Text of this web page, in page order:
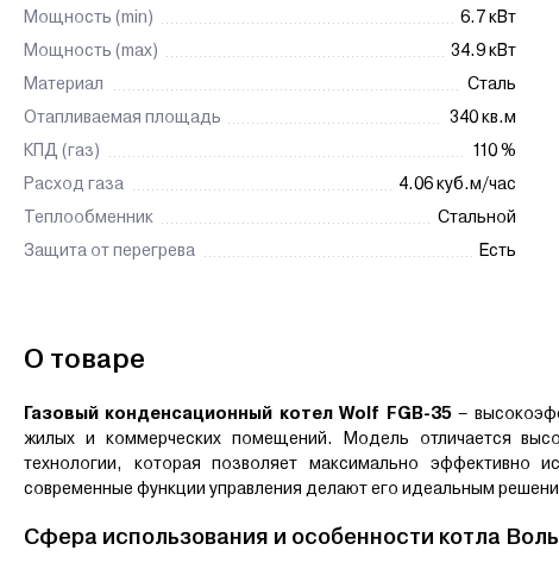
Мощность (min)
6.7 кВт
Мощность (max)
34.9 кВт
Материал
Сталь
Отапливаемая площадь
340 кв.м
КПД (газ)
110 %
Расход газа
4.06 куб.м/час
Теплообменник
Стальной
Защита от перегрева
Есть
О товаре
Газовый конденсационный котел Wolf FGB-35–
жилых и коммерческих помещений. Модель отличается
технологии, которая позволяет максимально эффективно
современные функции управления делают его идеальным
Сфера использования и особенности котла